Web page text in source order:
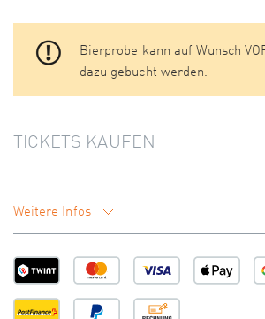
Bierprobe kann auf Wunsch
dazu gebucht werden.
TICKETS KAUFEN
Weitere Infos